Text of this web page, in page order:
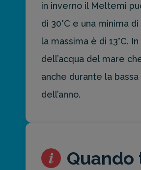
di viaggio.
PREVENTIVO
in inverno il Meltemi
di 30°C e una minima
la massima è di 13°C.
dell’acqua del mare
anche durante la
dell’anno.